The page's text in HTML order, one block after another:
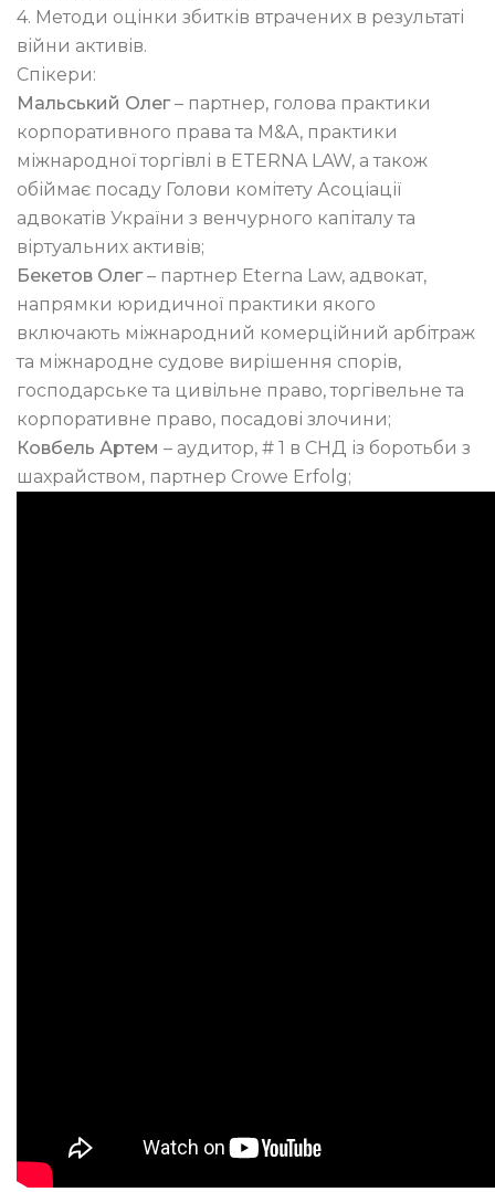
4. Методи оцінки збитків втрачених в результаті
війни активів.
Спікери:
Мальський Олег– партнер, голова практики
корпоративного права та M&A, практики
міжнародної торгівлі в ETERNA LAW, а також
обіймає посаду Голови комітету Асоціації
адвокатів України з венчурного капіталу та
віртуальних активів;
Бекетов Олег– партнер Еterna Law, адвокат,
напрямки юридичної практики якого
включають міжнародний комерційний арбітраж
та міжнародне судове вирішення спорів,
господарське та цивільне право, торгівельне та
корпоративне право, посадові злочини;
Ковбель Артем – аудитор, # 1 в СНД із боротьби з
шахрайством, партнер Crowe Erfolg;